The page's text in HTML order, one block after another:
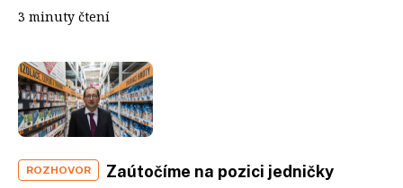
3 minuty čtení
ROZHOVOR
Zaútočíme na pozici jedničky